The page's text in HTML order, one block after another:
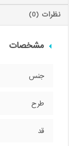
نظرات (0)
مشخصات
جنس
طرح
قد